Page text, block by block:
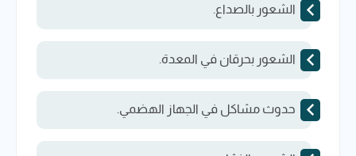
الشعور بالصداع.
الشعور بحرقان في المعدة.
حدوث مشاكل في الجهاز الهضمي.